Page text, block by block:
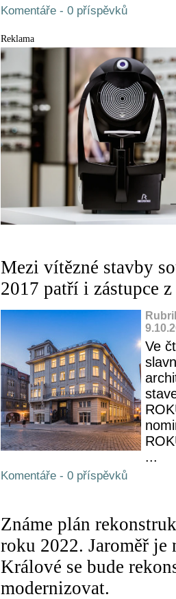
Komentáře - 0 příspěvků
Reklama
Mezi vítězné stavby
2017 patří i zástupce
Ve
...
Komentáře - 0 příspěvků
Známe plán
roku 2022. Jaroměř je
Králové se bude
modernizovat.